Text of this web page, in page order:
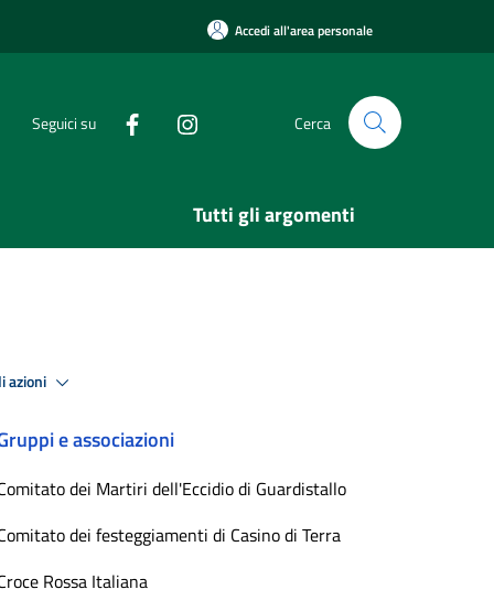
Accedi all'area personale
Seguici su Cerca
Tutti gli argomenti
azioni
e associazioni
dei Martiri dell'Eccidio di Guardistallo
dei festeggiamenti di Casino di Terra
Rossa Italiana